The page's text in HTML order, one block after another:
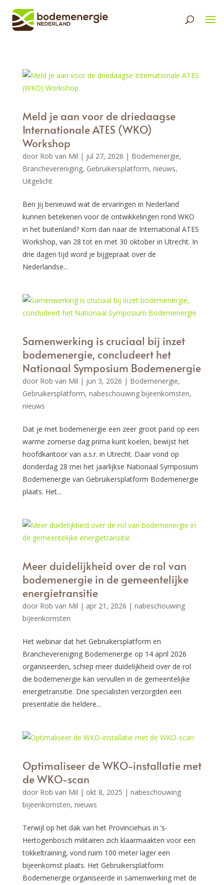
Meld je aan voor de driedaagse
Internationale ATES (WKO)
Workshop
door Rob van Mil | jul 27, 2026 | Bodemenergie,
Branchevereniging, Gebruikersplatform, nieuws,
Uitgelicht
Ben jij benieuwd wat de ervaringen in Nederland
kunnen betekenen voor de ontwikkelingen rond WKO
in het buitenland? Kom dan naar de International ATES
Workshop, van 28 tot en met 30 oktober in Utrecht. In
drie dagen tijd word je bijgepraat over de
Nederlandse...
Samenwerking is cruciaal bij inzet
bodemenergie, concludeert het
Nationaal Symposium Bodemenergie
door Rob van Mil | jun 3, 2026 | Bodemenergie,
Gebruikersplatform, nabeschouwing bijeenkomsten,
nieuws
Dat je met bodemenergie een zeer groot pand op een
warme zomerse dag prima kunt koelen, bewijst het
hoofdkantoor van a.s.r. in Utrecht. Daar vond op
donderdag 28 mei het jaarlijkse Nationaal Symposium
Bodemenergie van Gebruikersplatform Bodemenergie
plaats. Het...
Meer duidelijkheid over de rol van
bodemenergie in de gemeentelijke
energietransitie
door Rob van Mil | apr 21, 2026 | nabeschouwing
bijeenkomsten
Het webinar dat het Gebruikersplatform en
Branchevereniging Bodemenergie op 14 april 2026
organiseerden, schiep meer duidelijkheid over de rol
die bodemenergie kan vervullen in de gemeentelijke
energietransitie. Drie specialisten verzorgden een
presentatie die heldere...
Optimaliseer de WKO-installatie met
de WKO-scan
door Rob van Mil | okt 8, 2025 | nabeschouwing
bijeenkomsten, nieuws
Terwijl op het dak van het Provinciehuis in ’s-
Hertogenbosch militairen zich klaarmaakten voor een
tokkeltraining, vond ruim 100 meter lager een
bijeenkomst plaats. Het Gebruikersplatform
Bodemenergie organiseerde in samenwerking met de